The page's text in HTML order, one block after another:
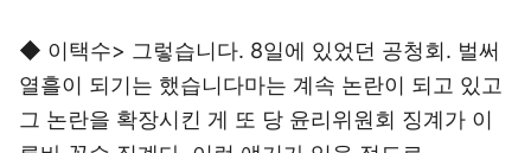
◆ 이택수> 그렇습니다. 8일에 있었던 공청회. 벌써
열흘이 되기는 했습니다마는 계속 논란이 되고 있고
그 논란을 확장시킨 게 또 당 윤리위원회 징계가 이